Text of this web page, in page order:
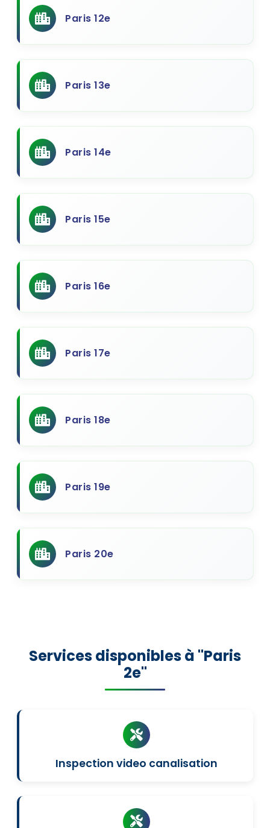
Paris 12e
Paris 13e
Paris 14e
Paris 15e
Paris 16e
Paris 17e
Paris 18e
Paris 19e
Paris 20e
Services disponibles à "Paris
2e"
Inspection video canalisation